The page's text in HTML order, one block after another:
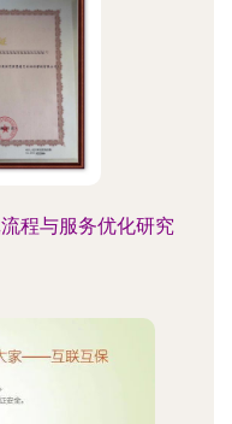
程与服务优化研究